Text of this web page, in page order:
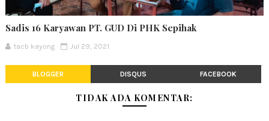
Sadis 16 Karyawan PT. GUD Di PHK Sepihak
tacb kayong Jul 29, 2021
BLOGGER DISQUS FACEBOOK
TIDAK ADA KOMENTAR: